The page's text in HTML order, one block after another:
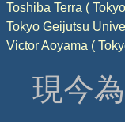
Toshiba Terra (
Tokyo Geijutsu
Victor Aoyama (
現今